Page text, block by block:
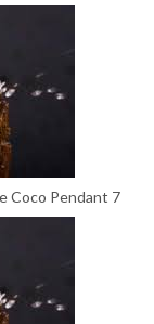
Coco Pendant 7